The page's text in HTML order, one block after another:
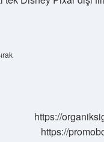
https://
https://